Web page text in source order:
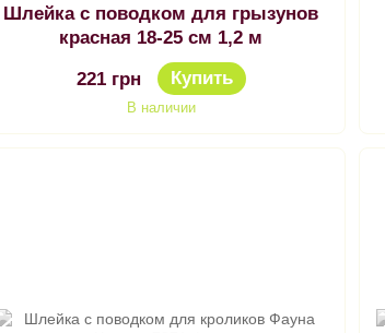
Шлейка с поводком для грызунов
красная 18-25 см 1,2 м
221 грн Купить
В наличии